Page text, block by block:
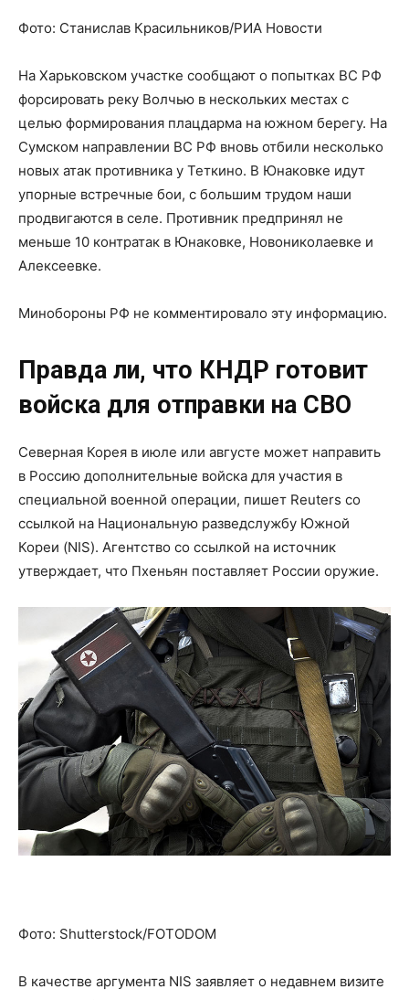
Фото: Станислав Красильников/РИА Новости
На Харьковском участке сообщают о попытках ВС РФ
форсировать реку Волчью в нескольких местах с
целью формирования плацдарма на южном берегу. На
Сумском направлении ВС РФ вновь отбили несколько
новых атак противника у Теткино. В Юнаковке идут
упорные встречные бои, с большим трудом наши
продвигаются в селе. Противник предпринял не
меньше 10 контратак в Юнаковке, Новониколаевке и
Алексеевке.
Минобороны РФ не комментировало эту информацию.
Правда ли, что КНДР готовит
войска для отправки на СВО
Северная Корея в июле или августе может направить
в Россию дополнительные войска для участия в
специальной военной операции, пишет Reuters со
ссылкой на Национальную разведслужбу Южной
Кореи (NIS). Агентство со ссылкой на источник
утверждает, что Пхеньян поставляет России оружие.
Фото: Shutterstock/FOTODOM
В качестве аргумента NIS заявляет о недавнем визите